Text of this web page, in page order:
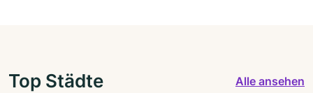
Top Städte Alle ansehen